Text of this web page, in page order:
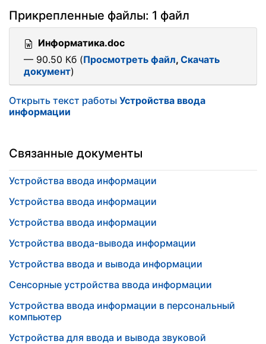
Прикрепленные файлы: 1 файл
Информатика.doc
— 90.50 Кб (Просмотреть файл, Скачать
документ)
Открыть текст работы Устройства ввода
информации
Связанные документы
Устройства ввода информации
Устройства ввода информации
Устройства ввода информации
Устройства ввода-вывода информации
Устройства ввода и вывода информации
Сенсорные устройства ввода информации
Устройства ввода информации в персональный
компьютер
Устройства для ввода и вывода звуковой